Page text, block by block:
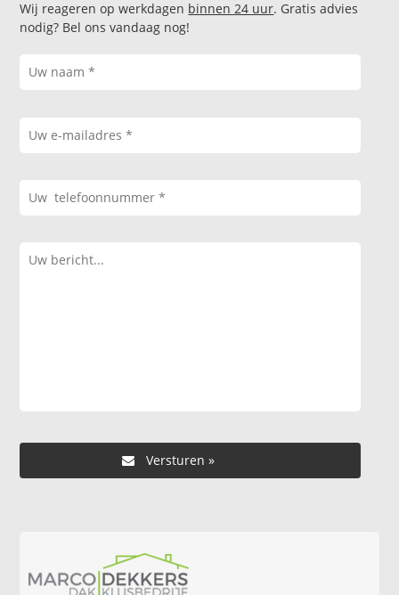
Wij reageren op werkdagen binnen 24 uur. Gratis advies
nodig? Bel ons vandaag nog!